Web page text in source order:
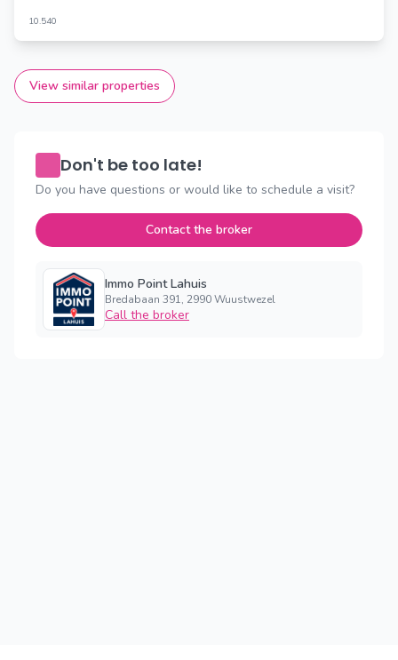
10.540
View similar properties
Don't be too late!
Do you have questions or would like to schedule a visit?
Contact the broker
Immo Point Lahuis
Bredabaan 391, 2990 Wuustwezel
Call the broker